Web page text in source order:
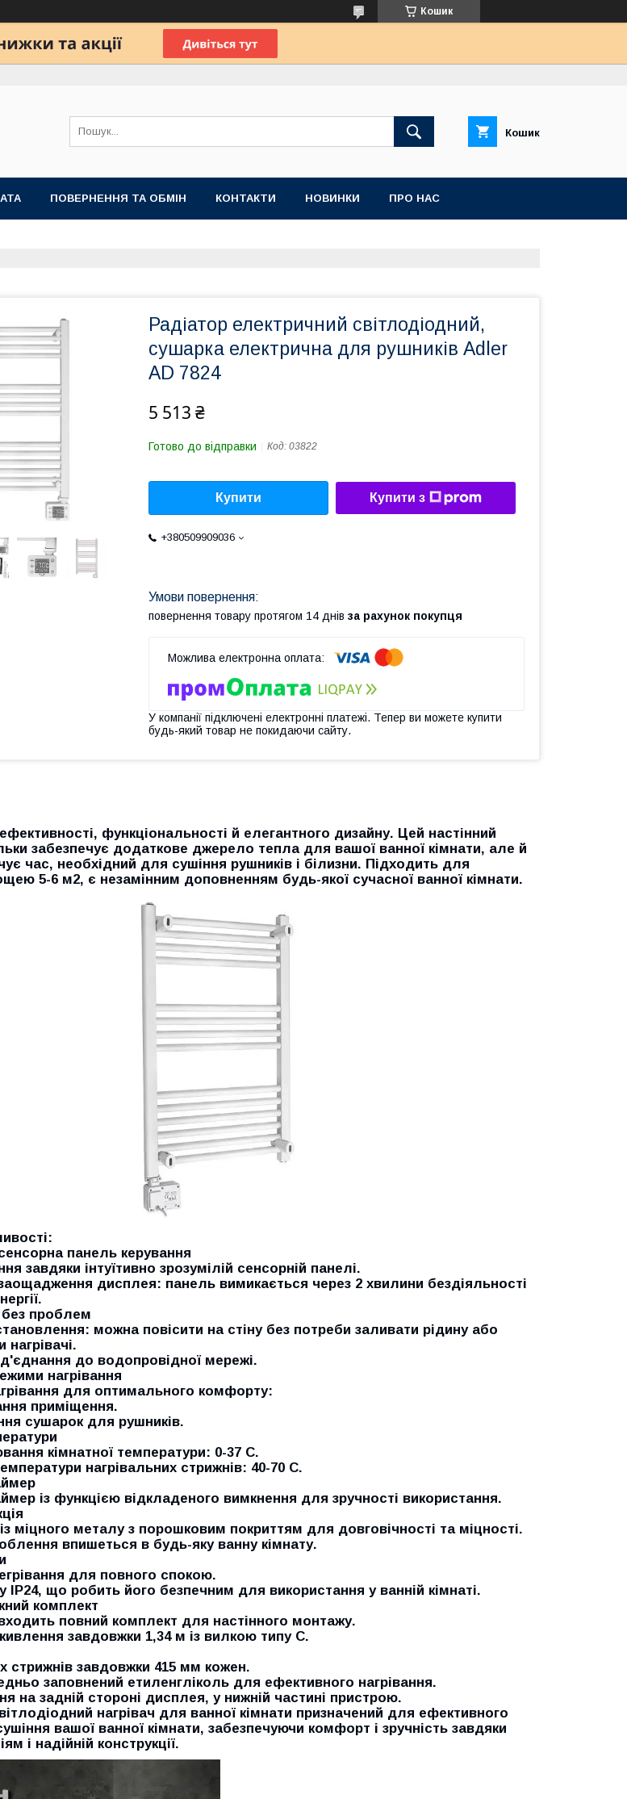
Кошик
Кошик
ПОВЕРНЕННЯ ТА ОБМІН КОНТАКТИ НОВИНКИ ПРО НАС
Радіатор електричний світлодіодний,
сушарка електрична для рушників Adler
AD 7824
5 513 ₴
Готово до відправки Код: 03822
Купити Купити з
+380509909036
повернення товару протягом 14 днів за рахунок покупця
У компанії підключені електронні платежі. Тепер ви можете купити
будь-який товар не покидаючи сайту.
функціональності й елегантного дизайну. Цей настінний
забезпечує додаткове джерело тепла для вашої ванної кімнати, але й
час, необхідний для сушіння рушників і білизни. Підходить для
5-6 м2, є незамінним доповненням будь-якої сучасної ванної кімнати.
панель керування
завдяки інтуїтивно зрозумілій сенсорній панелі.
дисплея: панель вимикається через 2 хвилини бездіяльності
проблем
можна повісити на стіну без потреби заливати рідину або
до водопровідної мережі.
нагрівання
для оптимального комфорту:
приміщення.
сушарок для рушників.
кімнатної температури: 0-37 С.
нагрівальних стрижнів: 40-70 С.
із функцією відкладеного вимкнення для зручності використання.
міцного металу з порошковим покриттям для довговічності та міцності.
впишеться в будь-яку ванну кімнату.
для повного спокою.
IP24, що робить його безпечним для використання у ванній кімнаті.
комплект
повний комплект для настінного монтажу.
завдовжки 1,34 м із вилкою типу C.
стрижнів завдовжки 415 мм кожен.
заповнений етиленгліколь для ефективного нагрівання.
на задній стороні дисплея, у нижній частині пристрою.
нагрівач для ванної кімнати призначений для ефективного
вашої ванної кімнати, забезпечуючи комфорт і зручність завдяки
і надійній конструкції.